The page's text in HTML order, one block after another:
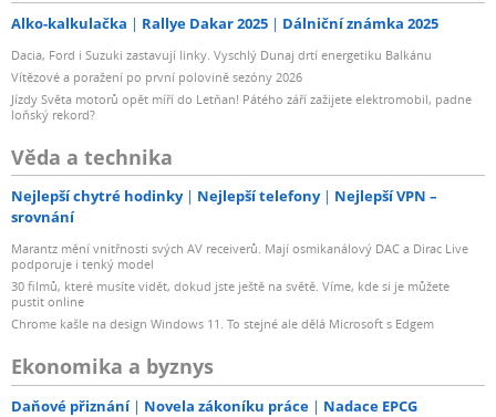
Alko-kalkulačka Rallye Dakar 2025 Dálniční známka 2025
Dacia, Ford i Suzuki zastavují linky. Vyschlý Dunaj drtí energetiku Balkánu
Vítězové a poražení po první polovině sezóny 2026
Jízdy Světa motorů opět míří do Letňan! Pátého září zažijete elektromobil, padne
loňský rekord?
Věda a technika
Nejlepší chytré hodinky Nejlepší telefony
Nejlepší VPN –
srovnání
Marantz mění vnitřnosti svých AV receiverů. Mají osmikanálový DAC a Dirac Live
podporuje i tenký model
30 filmů, které musíte vidět, dokud jste ještě na světě. Víme, kde si je můžete
pustit online
Chrome kašle na design Windows 11. To stejné ale dělá Microsoft s Edgem
Ekonomika a byznys
Daňové přiznání Novela zákoníku práce Nadace EPCG